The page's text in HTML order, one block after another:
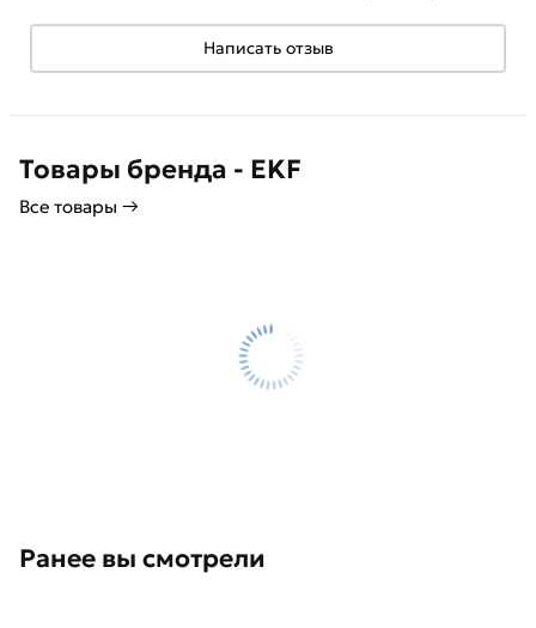
Написать отзыв
Товары бренда - EKF
Все товары →
Ранее вы смотрели